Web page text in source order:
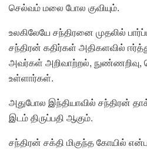
செல்வம் மலை போல குவியும்.
உலகிலேயே சந்திரனை முதலில்
சந்திரன் கதிர்கள் அதிகளவில்
அவர்கள் அறிவாற்றல், நுண்ணறிவு,
உள்ளார்கள்.
அதுபோல இந்தியாவில் சந்திரன்
இடம் திருப்பதி ஆகும்.
சந்திரன் சக்தி மிகுந்த கோயில்